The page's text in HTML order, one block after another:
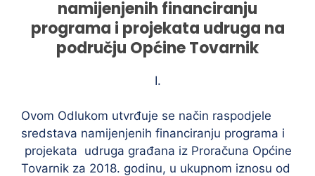
namijenjenih financiranju
programa i projekata udruga na
području Općine Tovarnik
I.
Ovom Odlukom utvrđuje se način raspodjele
sredstava namijenjenih financiranju programa i
projekata udruga građana iz Proračuna Općine
Tovarnik za 2018. godinu, u ukupnom iznosu od